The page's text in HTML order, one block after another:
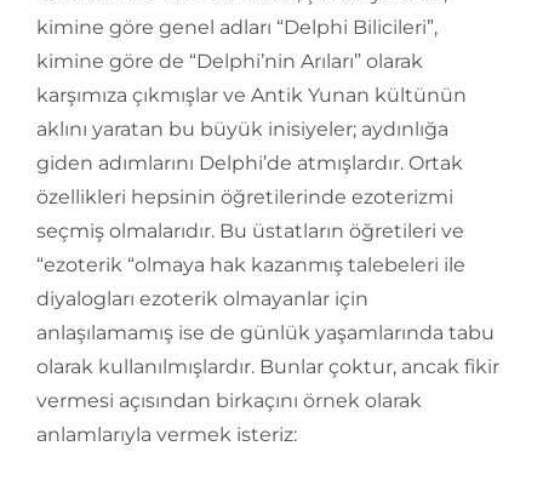
kimine göre genel adları “Delphi Bilicileri”,
kimine göre de “Delphi’nin Arıları” olarak
karşımıza çıkmışlar ve Antik Yunan kültünün
aklını yaratan bu büyük inisiyeler; aydınlığa
giden adımlarını Delphi’de atmışlardır. Ortak
özellikleri hepsinin öğretilerinde ezoterizmi
seçmiş olmalarıdır. Bu üstatların öğretileri ve
“ezoterik “olmaya hak kazanmış talebeleri ile
diyalogları ezoterik olmayanlar için
anlaşılamamış ise de günlük yaşamlarında tabu
olarak kullanılmışlardır. Bunlar çoktur, ancak fikir
vermesi açısından birkaçını örnek olarak
anlamlarıyla vermek isteriz: